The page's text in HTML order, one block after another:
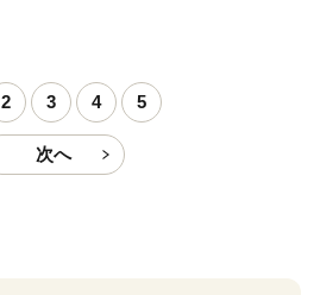
町 送料無料_G7317
2 3 4 5
次へ